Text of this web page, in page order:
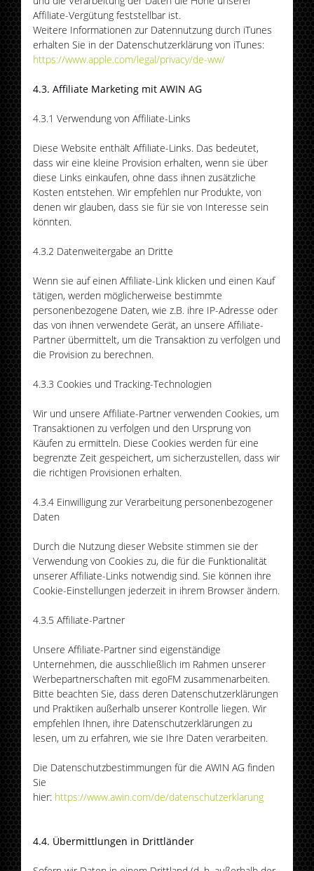
Affiliate-Vergütung feststellbar ist.
Weitere Informationen zur Datennutzung durch iTunes
erhalten Sie in der Datenschutzerklärung von iTunes:
https://www.apple.com/legal/privacy/de-ww/
4.3. Affiliate Marketing mit AWIN AG
4.3.1 Verwendung von Affiliate-Links
Diese Website enthält Affiliate-Links. Das bedeutet,
dass wir eine kleine Provision erhalten, wenn sie über
diese Links einkaufen, ohne dass ihnen zusätzliche
Kosten entstehen. Wir empfehlen nur Produkte, von
denen wir glauben, dass sie für sie von Interesse sein
könnten.
4.3.2 Datenweitergabe an Dritte
Wenn sie auf einen Affiliate-Link klicken und einen Kauf
tätigen, werden möglicherweise bestimmte
personenbezogene Daten, wie z.B. ihre IP-Adresse oder
das von ihnen verwendete Gerät, an unsere Affiliate-
Partner übermittelt, um die Transaktion zu verfolgen und
die Provision zu berechnen.
4.3.3 Cookies und Tracking-Technologien
Wir und unsere Affiliate-Partner verwenden Cookies, um
Transaktionen zu verfolgen und den Ursprung von
Käufen zu ermitteln. Diese Cookies werden für eine
begrenzte Zeit gespeichert, um sicherzustellen, dass wir
die richtigen Provisionen erhalten.
4.3.4 Einwilligung zur Verarbeitung personenbezogener
Daten
Durch die Nutzung dieser Website stimmen sie der
Verwendung von Cookies zu, die für die Funktionalität
unserer Affiliate-Links notwendig sind. Sie können ihre
Cookie-Einstellungen jederzeit in ihrem Browser ändern.
4.3.5 Affiliate-Partner
Unsere Affiliate-Partner sind eigenständige
Unternehmen, die ausschließlich im Rahmen unserer
Werbepartnerschaften mit egoFM zusammenarbeiten.
Bitte beachten Sie, dass deren Datenschutzerklärungen
und Praktiken außerhalb unserer Kontrolle liegen. Wir
empfehlen Ihnen, ihre Datenschutzerklärungen zu
lesen, um zu erfahren, wie sie Ihre Daten verarbeiten.
Die Datenschutzbestimmungen für die AWIN AG finden
Sie
hier: https://www.awin.com/de/datenschutzerklarung
4.4. Übermittlungen in Drittländer